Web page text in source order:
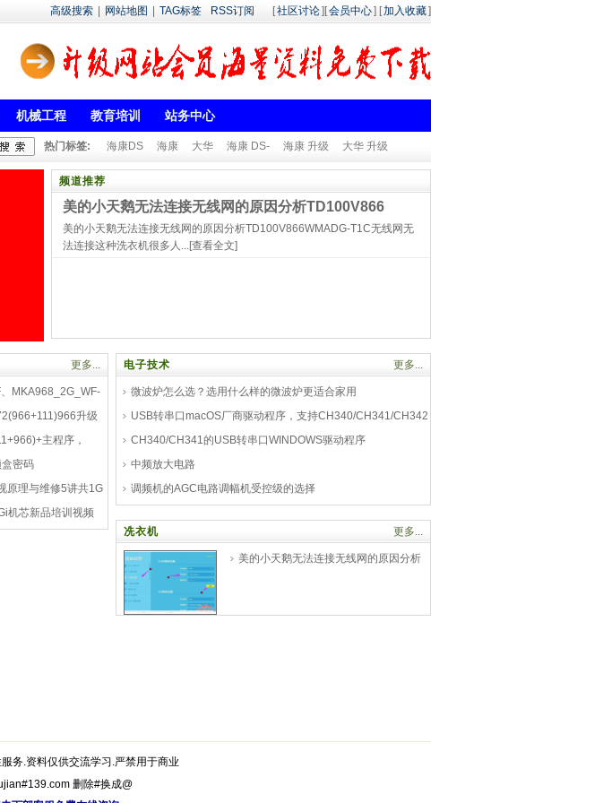
高级搜索 网站地图 TAG标签 RSS订阅 [社区讨论][会员中心] [加入收藏]
机械工程 教育培训 站务中心
热门标签: 海康DS 海康 大华 海康 DS- 海康 升级 大华 升级
频道推荐
美的小天鹅无法连接无线网的原因分析TD100V866
美的小天鹅无法连接无线网的原因分析TD100V866WMADG-T1C无线网无
法连接这种洗衣机很多人...[查看全文]
更多...
MKA968_2G_WF-
升级
主程序，
阿里五代
密码
原理与维修5讲共1G
机芯新品培训视频
电子技术 更多...
微波炉怎么选？选用什么样的微波炉更适合家用
USB转串口macOS厂商驱动程序，支持CH340/CH341/CH342
CH340/CH341的USB转串口WINDOWS驱动程序
中频放大电路
调频机的AGC电路调幅机受控级的选择
冼衣机 更多...
美的小天鹅无法连接无线网的原因分析
务.资料仅供交流学习.严禁用于商业
删除#换成@